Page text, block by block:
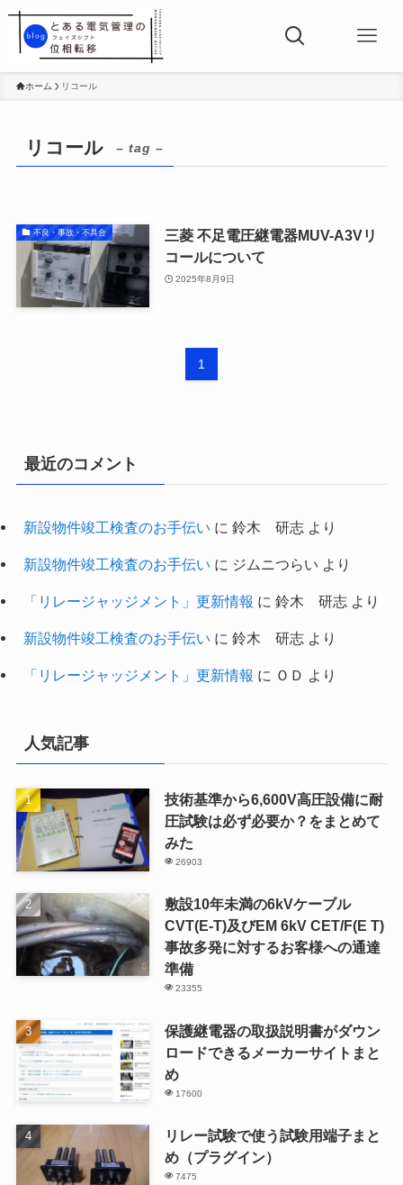
ホーム リコール
リコール – tag –
不良・事故・不具合
三菱 不足電圧継電器MUV-A3Vリ
コールについて
2025年8月9日
1
最近のコメント
新設物件竣工検査のお手伝い に 鈴木 研志より
新設物件竣工検査のお手伝い に ジムニつらい より
「リレージャッジメント」更新情報 に 鈴木 研志より
新設物件竣工検査のお手伝い に 鈴木 研志より
「リレージャッジメント」更新情報 に ＯＤ より
人気記事
技術基準から6,600V高圧設備に耐
圧試験は必ず必要か？をまとめて
みた
26903
敷設10年未満の6kVケーブル
CVT(E-T)及びEM 6kV CET/F(E T)
事故多発に対するお客様への通達
準備
23355
保護継電器の取扱説明書がダウン
ロードできるメーカーサイトまと
め
17600
リレー試験で使う試験用端子まと
め（プラグイン）
7475